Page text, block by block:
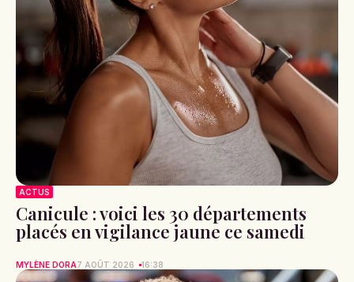
ACTUS
Canicule : voici les 30 départements
placés en vigilance jaune ce samedi
MYLÈNE DORA7 AOÛT 2026 16:38